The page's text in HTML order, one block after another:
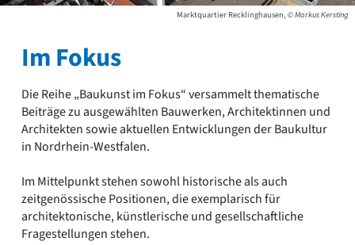
Marktquartier Recklinghausen, © Markus Kersting
Im Fokus
Die Reihe „Baukunst im Fokus“ versammelt thematische
Beiträge zu ausgewählten Bauwerken, Architektinnen und
Architekten sowie aktuellen Entwicklungen der Baukultur
in Nordrhein-Westfalen.
Im Mittelpunkt stehen sowohl historische als auch
zeitgenössische Positionen, die exemplarisch für
architektonische, künstlerische und gesellschaftliche
Fragestellungen stehen.